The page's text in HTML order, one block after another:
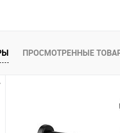
ПРОСМОТРЕННЫЕ